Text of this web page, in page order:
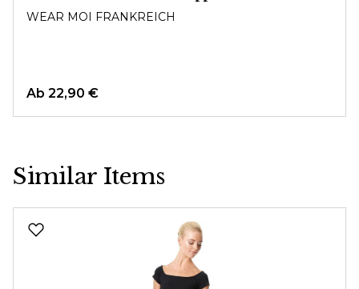
WEAR MOI FRANKREICH
Ab 22,90 €
Similar Items